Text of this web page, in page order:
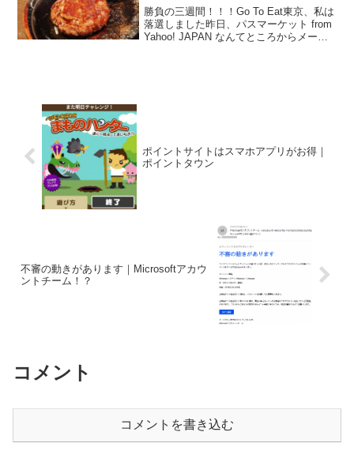
勝負の三週間！！！Go To Eat東京、私は
落選しました昨日、パスマーケット from
Yahoo! JAPAN なんてところからメール
ポイントサイトはスマホアプリがお得｜
ポイントタウン
不審の動きがあります｜Microsoftアカウ
ントチーム！？
コメント
コメントを書き込む